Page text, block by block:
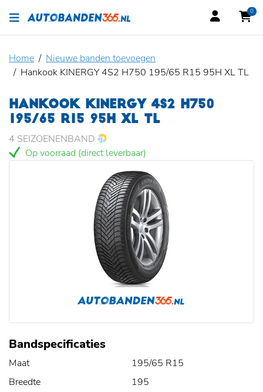
0
Home
Nieuwe banden toevoegen
Hankook KINERGY 4S2 H750 195/65 R15 95H XL TL
HANKOOK KINERGY 4S2 H750
195/65 R15 95H XL TL
4 SEIZOENENBAND
Op voorraad (direct leverbaar)
Bandspecificaties
Maat
195/65 R15
Breedte
195